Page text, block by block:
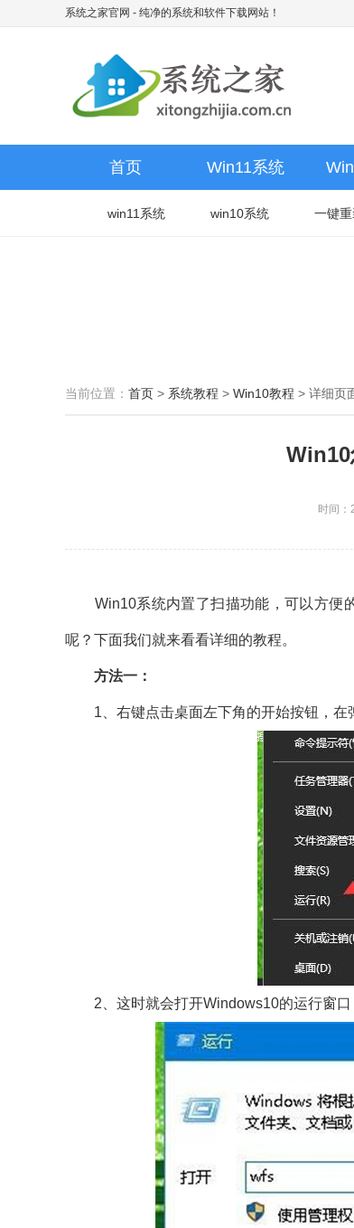
系统之家官网 - 纯净的系统和软件下载网站！
首页 Win11系统
win11系统 win10系统 一键
当前位置： 首页 > 系统教程 > Win10教程 > 详细页
Win10
时间：
Win10系统内置了扫描功能，可以方便的
呢？下面我们就来看看详细的教程。
方法一：
1、右键点击桌面左下角的开始按钮，在
2、这时就会打开Windows10的运行窗口